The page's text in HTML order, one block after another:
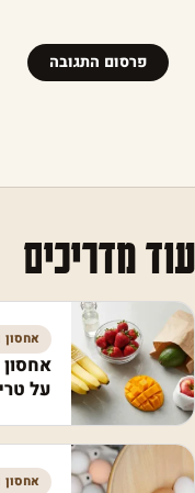
עוד מדריכים
אחסון
על
אחסון